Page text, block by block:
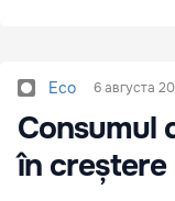
Eco 6 августа
Consumul
în creștere